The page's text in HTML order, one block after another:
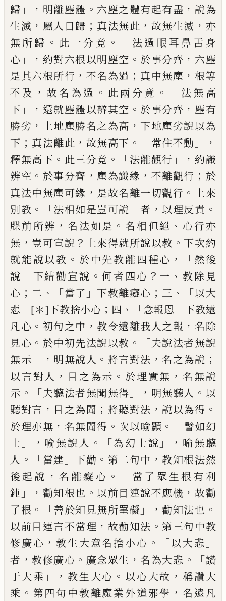
歸 」， 明離塵體 。 六塵之體有起有盡 ，說為
生滅 ， 屬人曰歸 ； 真法無此 ， 故無生滅 ， 亦
無所歸 。 此一分竟 。 「法過眼耳鼻舌身
心 」， 約對六根以明塵空 。 於事分齊 ， 六塵
是其六根所行 ， 不名為過 ； 真中無塵 ，根等
不及 ， 故名為過 。 此兩分竟 。「法無高
下 」， 還就塵體以辨其空 。 於事分齊 ， 塵有
勝劣 ， 上地塵勝名之為高 ， 下地塵劣說以為
下 ； 真法離此 ， 故無高下 。「常住不動 」，
釋無高下 。 此三分竟 。「法離觀行 」， 約識
辨空 。 於事分齊 ， 塵為識緣 ， 不離觀行 ； 於
真法中無塵可緣 ， 是故名離一切觀行 。
上來
別教 。「法相如是豈可說 」者 ， 以理反責 。
牒前所辨 ， 名法如是 。 名相但絕 、 心行亦
無 ， 豈可宣說 ？ 上來得就所說以教 。 下次約
就能說以教 。 於中先教離四種心 ，「然後
說 」 下結勸宣說 。何者四心 ？ 一 、 教除見
心 ； 二 、「當了 」 下教離癡心 ； 三 、「以大
悲 」 [＊]下教捨小心 ； 四 、「念報恩 」 下教遠
凡心 。 初句之中 ，教令遠離我人之報 ，名除
見心 。 於中初先法說以教 。「夫說法者無說
無示 」， 明無說人 。 將言對法 ，名之為說 ；
以言對人 ， 目之為示 。 於理實無 ， 名無說
示 。「夫聽法者無聞無得 」， 明無聽人 。 以
聽對言 ， 目之為聞 ； 將聽對法 ，說以為得 。
於理亦無 ， 名無聞得 。 次以喻顯 。「譬如幻
士 」， 喻無說人 。「為幻士說 」， 喻無聽
人 。「當建 」 下勸 。 第二句中 ，教知根法然
後起說 ， 名離癡心 。「當了眾生根有利
鈍 」， 勸知根也 。 以前目連說不應機 ，故勸
了根 。「善於知見無所罣礙 」，勸知法也 。
以前目連言不當理 ， 故勸知法 。第三句中教
修廣心 ，教生大意名捨小心 。「以大悲 」
者 ，教修廣心 。 廣念眾生 ，名為大悲 。「讚
于大乘 」， 教生大心 。 以心大故 ， 稱讚大
乘 。 第四句 中教離魔業外道邪學 ， 名遠凡